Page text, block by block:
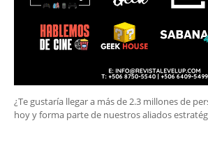
¿Te gustaría llegar a más de 2.3 millones de
hoy y forma parte de nuestros aliados